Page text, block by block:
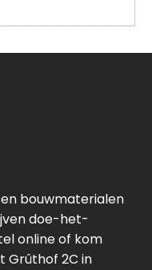
bouwmaterialen
doe-het-
online of kom
Grûthof 2C in